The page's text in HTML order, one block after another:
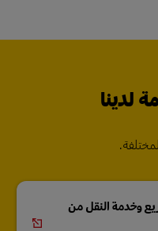
لدينا
وخدمة النقل من